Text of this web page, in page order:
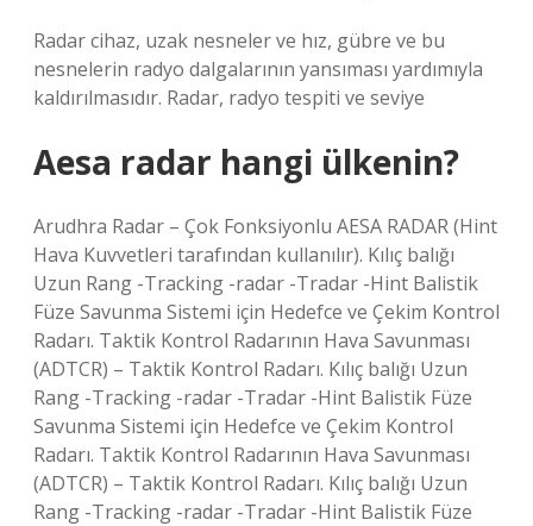
Radar cihaz, uzak nesneler ve hız, gübre ve bu
nesnelerin radyo dalgalarının yansıması yardımıyla
kaldırılmasıdır. Radar, radyo tespiti ve seviye
Aesa radar hangi ülkenin?
Arudhra Radar – Çok Fonksiyonlu AESA RADAR (Hint
Hava Kuvvetleri tarafından kullanılır). Kılıç balığı
Uzun Rang -Tracking -radar -Tradar -Hint Balistik
Füze Savunma Sistemi için Hedefce ve Çekim Kontrol
Radarı. Taktik Kontrol Radarının Hava Savunması
(ADTCR) – Taktik Kontrol Radarı. Kılıç balığı Uzun
Rang -Tracking -radar -Tradar -Hint Balistik Füze
Savunma Sistemi için Hedefce ve Çekim Kontrol
Radarı. Taktik Kontrol Radarının Hava Savunması
(ADTCR) – Taktik Kontrol Radarı. Kılıç balığı Uzun
Rang -Tracking -radar -Tradar -Hint Balistik Füze